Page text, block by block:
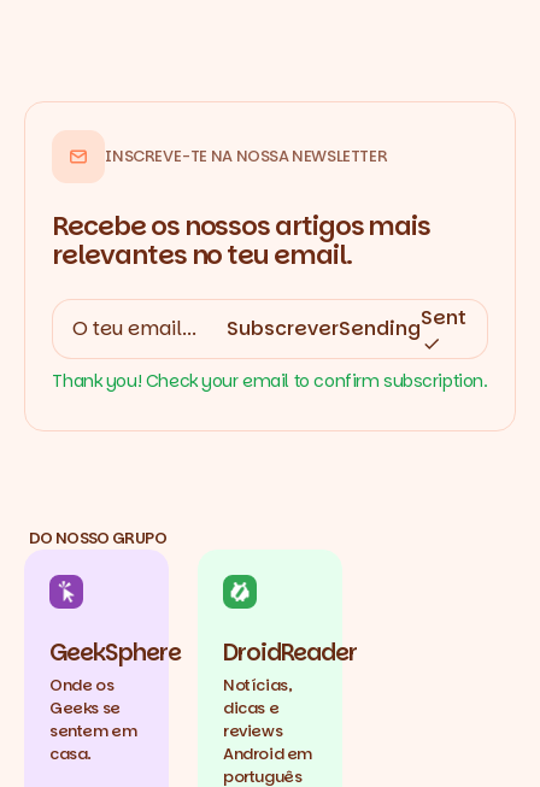
INSCREVE-TE NA NOSSA NEWSLETTER
Recebe os nossos artigos mais
relevantes no teu email.
SubscreverSendingSent
Thank you! Check your email to confirm subscription.
DO NOSSO GRUPO
GeekSphere
Onde os
Geeks se
sentem em
casa.
DroidReader
Notícias,
dicas e
reviews
Android em
português